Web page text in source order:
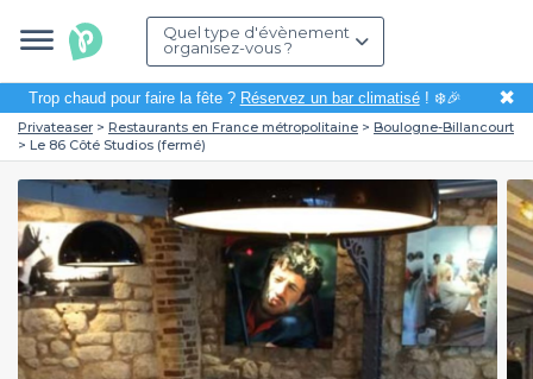
Quel type d'évènement
organisez-vous ?
Trop chaud pour faire la fête ? Réservez un bar climatisé! ❄️🎉 ✖
Privateaser Restaurants en France métropolitaine
Boulogne-Billancourt
Le 86 Côté Studios (fermé)